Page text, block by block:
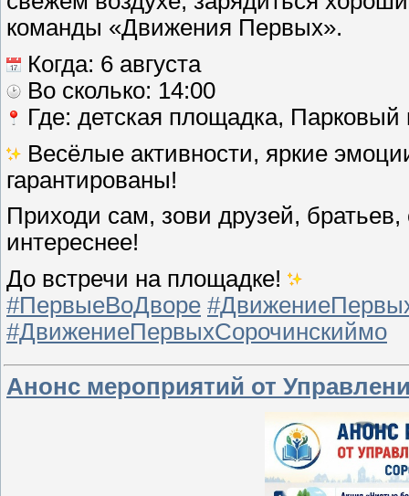
команды «Движения Первых».
Когда: 6 августа
Во сколько: 14:00
Где: детская площадка, Парковый
Весёлые активности, яркие
гарантированы!
Приходи сам, зови друзей,
интереснее!
До встречи на площадке!
#ПервыеВоДворе
#ДвижениеПервыхСорочинскиймо
Анонс мероприятий от